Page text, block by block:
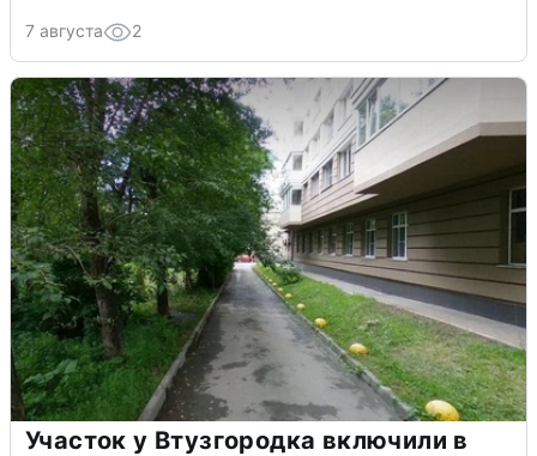
7 августа 2
Участок у Втузгородка включили в